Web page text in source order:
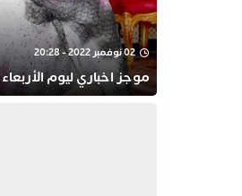
02 نوفمبر 2022 - 20:28
موجز اخباري ليوم الأربعاء 02 نونبر 2022